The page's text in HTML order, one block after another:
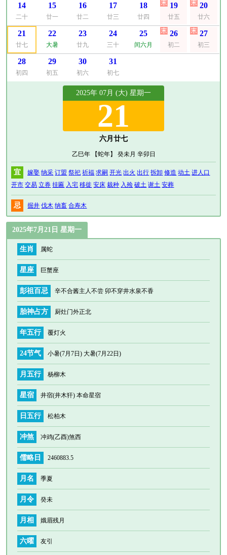
14
二十
15
廿一
16
廿二
17
廿三
18
廿四
19
廿五
20
廿六
21
廿七
22
大暑
23
廿九
24
三十
25
闰六月
26
初二
27
初三
28
初四
29
初五
30
初六
31
初七
2025年 07月 (大) 星期一
21
六月廿七
乙巳年 【蛇年】 癸未月 辛卯日
宜 嫁娶 纳采 订盟 祭祀 祈福 求嗣 开光 出火 出行 拆卸 修造 动土 进人口
开市 交易 立券 挂匾 入宅 移徙 安床 栽种 入殓 破土 谢土 安葬
忌 掘井 伐木 纳畜 合寿木
2025年7月21日 星期一
生肖 属蛇
星座 巨蟹座
彭祖百忌 辛不合酱主人不尝 卯不穿井水泉不香
胎神占方 厨灶门外正北
年五行 覆灯火
24节气 小暑(7月7日) 大暑(7月22日)
月五行 杨柳木
星宿 井宿(井木犴) 本命星宿
日五行 松柏木
冲煞 冲鸡(乙酉)煞西
儒略日 2460883.5
月名 季夏
月令 癸未
月相 娥眉残月
六曜 友引